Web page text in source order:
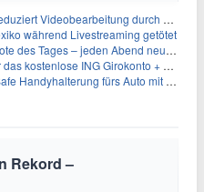
durch audio-gesteuerte Bildauswahl um 65%
während Livestreaming getötet
– jeden Abend neue Deals zum Stöbern
ING Girokonto + gratis Visa + 3,75% Zinsen
fürs Auto mit 20 N52-Magneten für 7,96€
Rekord –